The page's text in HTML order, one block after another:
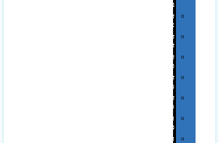
בדפוס
דפוס
אופסט
דפוס
דיגיטלי
דפוס
טמפון
דפוס
משי
דפוס
סובלימציה
הדפס
פרוצס
חריטה